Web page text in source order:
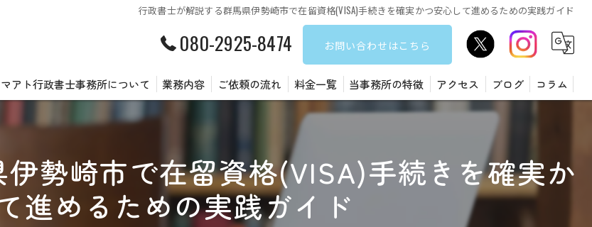
行政書士が解説する群馬県伊勢崎市で在留資格(VISA)手続きを確実かつ安心して進めるための実践ガイド
080-2925-8474 お問い合わせはこちら
マアト行政書士事務所について 業務内容 ご依頼の流れ 料金一覧 当事務所の特徴
障害福祉サービス
アクセス ブログ コラム
勢崎市で在留資格(VISA)手続きを確実か
進めるための実践ガイド